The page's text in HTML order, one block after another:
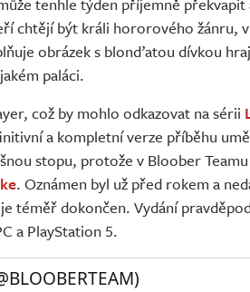
chtějí být králi hororového žánru,
obrázek s blonďatou dívkou
paláci.
což by mohlo odkazovat na sérii
a kompletní verze příběhu
stopu, protože v Bloober
. Oznámen byl už před rokem a
téměř dokončen. Vydání
a PlayStation 5.